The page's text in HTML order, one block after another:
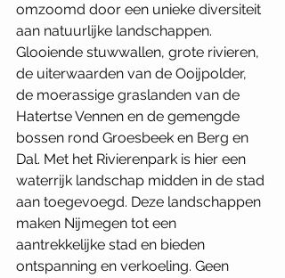
omzoomd door een unieke diversiteit
aan natuurlijke landschappen.
Glooiende stuwwallen, grote rivieren,
de uiterwaarden van de Ooijpolder,
de moerassige graslanden van de
Hatertse Vennen en de gemengde
bossen rond Groesbeek en Berg en
Dal. Met het Rivierenpark is hier een
waterrijk landschap midden in de stad
aan toegevoegd. Deze landschappen
maken Nijmegen tot een
aantrekkelijke stad en bieden
ontspanning en verkoeling. Geen